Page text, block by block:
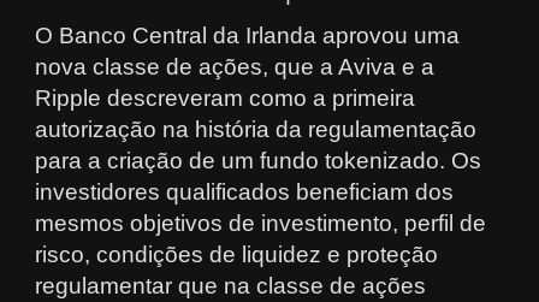
O Banco Central da Irlanda aprovou uma
nova classe de ações, que a Aviva e a
Ripple descreveram como a primeira
autorização na história da regulamentação
para a criação de um fundo tokenizado. Os
investidores qualificados beneficiam dos
mesmos objetivos de investimento, perfil de
risco, condições de liquidez e proteção
regulamentar que na classe de ações